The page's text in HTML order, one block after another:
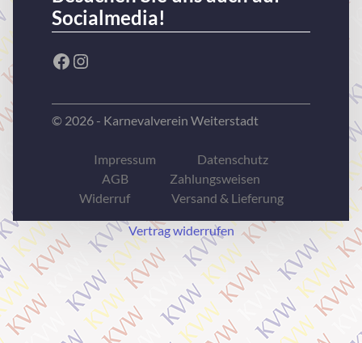
Socialmedia!
Facebook
Instagram
© 2026 - Karnevalverein Weiterstadt
Impressum
Datenschutz
AGB
Zahlungsweisen
Widerruf
Versand & Lieferung
Vertrag widerrufen